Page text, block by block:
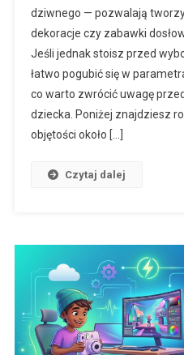
dziwnego — pozwalają
dekoracje czy zabawki
Jeśli jednak stoisz przed
łatwo pogubić się w
co warto zwrócić uwagę
dziecka. Poniżej znajdziesz
objętości około […]
Czytaj dalej